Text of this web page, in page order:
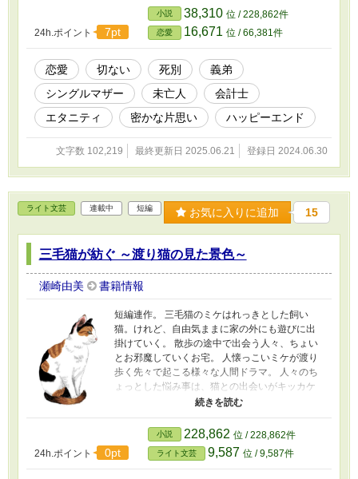
家の様子を見にきて、二人のことを気に掛けてくれていた。 息子
の為にと自立を考えた優香は、働きに出ることを考える。それを知
った宏樹は自分の経営する会計事務所に勤めることを勧めてくれ
る。陽太が保育園に入れることができる月齢になって義弟のオフィ
スで働き始めてしばらく、宏樹の不在時に彼の元カノだと名乗る女
性が訪れて来、宏樹へと復縁を迫ってくる。宏樹から断られて逆切
れした元カノによって、彼が優香のことをずっと想い続けていたこ
とを暴露されてしまう。 あっさりと認めた宏樹は、「今は兄貴の
代役でもいい」そういって、優香の傍にいたいと願った。 夫とは
真逆のタイプの宏樹だったが、優しく支えてくれるところは同じ
で…… 夫のことを想い続けるも、義弟のことも完全には拒絶する
ことができない優香。
24h.ポイント 7pt
小説 38,310 位 / 228,862件
恋愛 16,671 位 / 66,381件
恋愛 切ない 死別
義弟
シングルマザー
未亡人
会計士
エタニティ
密かな片思い ハッピーエンド
文字数 102,219 最終更新日 2025.06.21 登録日 2024.06.30
ライト文芸 連載中 短編 お気に入りに追加 15
三毛猫が紡ぐ ～渡り猫の見た景色～
瀬崎由美 書籍情報
短編連作。 三毛猫のミケはれっきとした飼い
猫。けれど、自由気ままに家の外にも遊びに出
掛けていく。 散歩の途中で出会う人々、ちょい
とお邪魔していくお宅。 人懐っこいミケが渡り
歩く先々で起こる様々な人間ドラマ。 人々のち
ょっとした悩み事は、猫との出会いがキッカケ
で変わっていく。 途中のどの章からでもお読み
賞をいただきました。
24h.ポイント 0pt
小説 228,862 位 / 228,862件
ライト文芸 9,587 位 / 9,587件